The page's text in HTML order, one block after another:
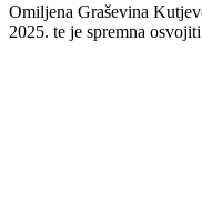
Omiljena Graševina
2025. te je spremna